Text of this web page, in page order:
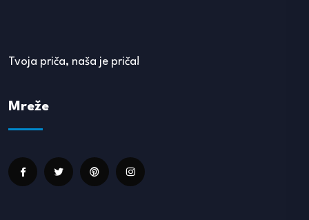
Tvoja priča, naša je priča!
Mreže